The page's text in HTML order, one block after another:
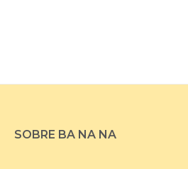
SOBRE BA NA NA